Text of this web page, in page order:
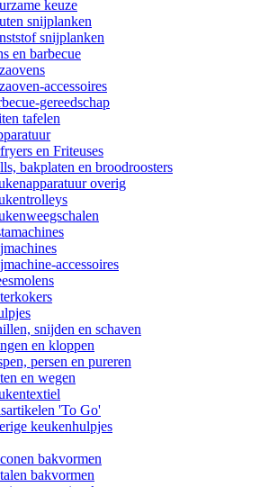
keuze
snijplanken
snijplanken
en barbecue
accessoires
gereedschap
tafelen
en Friteuses
bakplaten en broodroosters
overig
accessoires
snijden en schaven
en kloppen
persen en pureren
en wegen
'To Go'
keukenhulpjes
bakvormen
bakvormen